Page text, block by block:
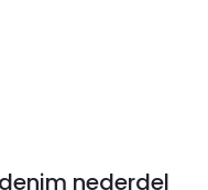
nederdel